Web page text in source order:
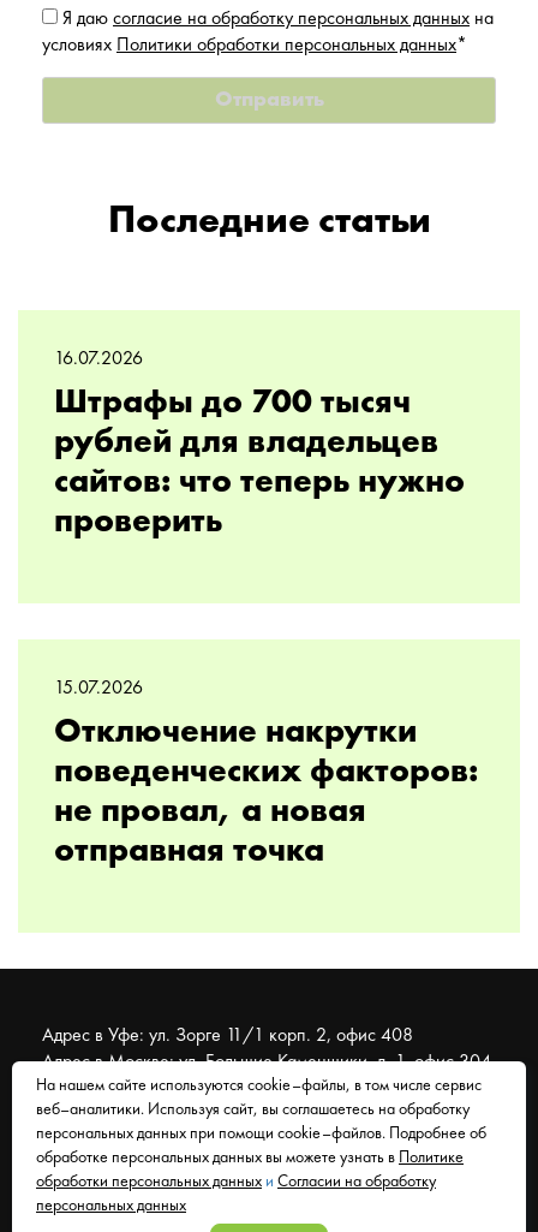
Я даю согласие на обработку персональных данных на
условиях Политики обработки персональных данных*
Последние статьи
16.07.2026
Штрафы до 700 тысяч
рублей для владельцев
сайтов: что теперь нужно
проверить
15.07.2026
Отключение накрутки
поведенческих факторов:
не провал, а новая
отправная точка
Адрес в Уфе: ул. Зорге 11/1 корп. 2, офис 408
Адрес в Москве: ул. Большие Каменщики, д. 1, офис 304
© 2007 - 2026 Муравейник. SEO-продвижение, реклама,
сайты. Находимся в Уфе, работаем со всем миром.
Согласие на обработку персональных данных
Политика обработки персональных данных
На нашем сайте используются cookie–файлы, в том числе сервис
веб–аналитики. Используя сайт, вы соглашаетесь на обработку
персональных данных при помощи cookie–файлов. Подробнее об
обработке персональных данных вы можете узнать в
Политике
обработки персональных данных и Согласии на обработку
персональных данных